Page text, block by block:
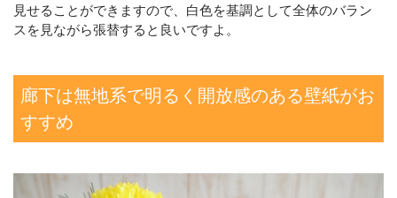
見せることができますので、白色を基調として全体のバラン
スを見ながら張替すると良いですよ。
廊下は無地系で明るく開放感のある壁紙がお
すすめ